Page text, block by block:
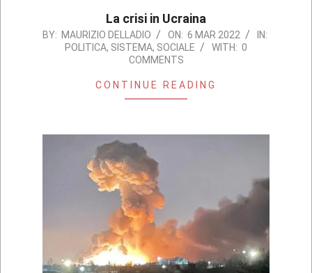
La crisi in Ucraina
2022-
BY: MAURIZIO DELLADIO ON: 6 MAR 2022
IN:
POLITICA, SISTEMA, SOCIALE WITH: 0
COMMENTS
CONTINUE READING